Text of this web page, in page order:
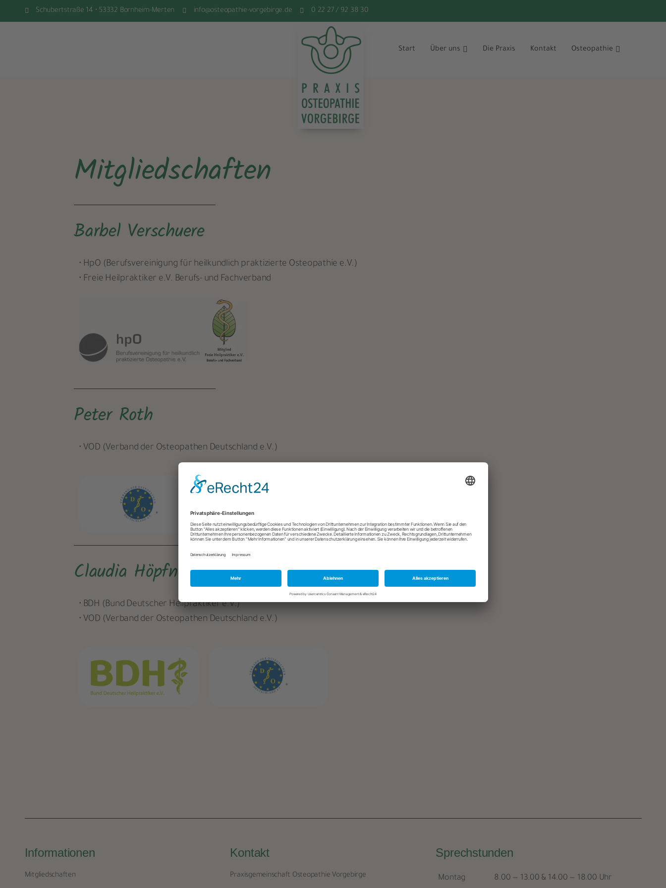
Schubertstraße 14 • 53332 Bornheim-Merten info@osteopathie-vorgebirge.de 0 22 27 / 92 38 30
Start Über uns Die Praxis Kontakt Osteopathie
Mitgliedschaften
Barbel Verschuere
• HpO (Berufsvereinigung für heilkundlich praktizierte Osteopathie e.V.)
• Freie Heilpraktiker e.V. Berufs- und Fachverband
Peter Roth
• VOD (Verband der Osteopathen Deutschland e.V.)
Claudia Höpfner
• BDH (Bund Deutscher Heilpraktiker e.V.)
• VOD (Verband der Osteopathen Deutschland e.V.)
Informationen
Mitgliedschaften
Kontakt
Praxisgemeinschaft Osteopathie Vorgebirge
Sprechstunden
Montag 8.00 — 13.00 & 14.00 — 18.00 Uhr